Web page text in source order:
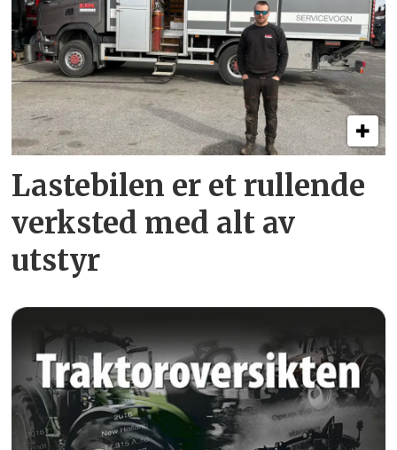
Lastebilen er et rullende
verksted med alt av
utstyr